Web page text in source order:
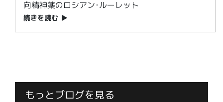
向精神薬のロシアン･ルーレット
続きを読む ▶
もっとブログを見る